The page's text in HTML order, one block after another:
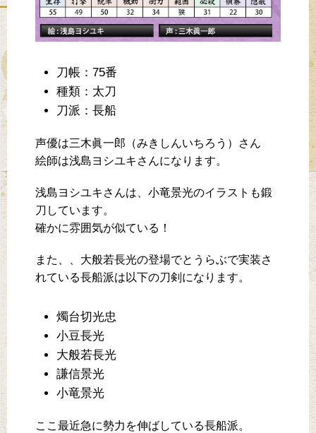
刀帳：75番
種類：太刀
刀派：長船
声優は三木眞一郎（みきしんいちろう）さん
絵師は浅島ヨシユキさんになります。
浅島ヨシユキさんは、小竜景光のイラストも鍛
刀しています。
確かに雰囲気が似ている！
また、、大般若長光の登場でとうらぶで実装さ
れている長船派は以下の刀剣になります。
燭台切光忠
小豆長光
大般若長光
謙信景光
小竜景光
ここ最近急に勢力を伸ばしている長船派。